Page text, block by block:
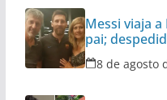
Messi viaja
pai;
8 de agosto